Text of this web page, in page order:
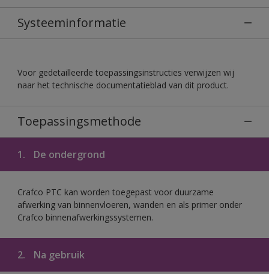
Systeeminformatie
Voor gedetailleerde toepassingsinstructies verwijzen wij
naar het technische documentatieblad van dit product.
Toepassingsmethode
1. De ondergrond
Crafco PTC kan worden toegepast voor duurzame
afwerking van binnenvloeren, wanden en als primer onder
Crafco binnenafwerkingssystemen.
2. Na gebruik